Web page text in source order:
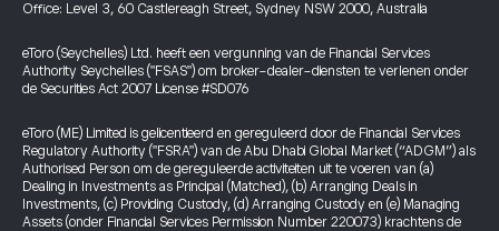
Office: Level 3, 60 Castlereagh Street, Sydney NSW 2000, Australia
eToro (Seychelles) Ltd. heeft een vergunning van de Financial Services
Authority Seychelles ("FSAS") om broker-dealer-diensten te verlenen onder
de Securities Act 2007 License #SD076
eToro (ME) Limited is gelicentieerd en gereguleerd door de Financial Services
Regulatory Authority ("FSRA") van de Abu Dhabi Global Market (“ADGM”) als
Authorised Person om de gereguleerde activiteiten uit te voeren van (a)
Dealing in Investments as Principal (Matched), (b) Arranging Deals in
Investments, (c) Providing Custody, (d) Arranging Custody en (e) Managing
Assets (onder Financial Services Permission Number 220073) krachtens de